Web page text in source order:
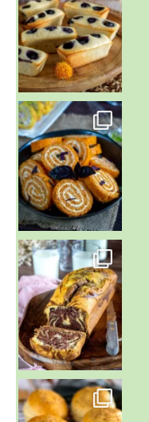
~ BUNS MAISON ~
Un peu de boulange par ici au